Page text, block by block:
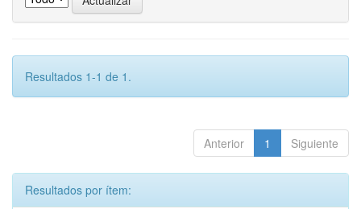
Resultados 1-1 de 1.
Anterior 1 Siguiente
Resultados por ítem: